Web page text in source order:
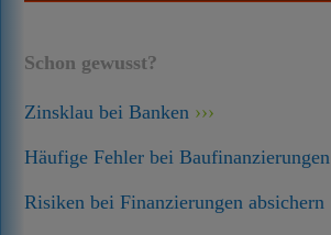
Schon gewusst?
Zinsklau bei Banken
Häufige Fehler bei Baufinanzierungen
Risiken bei Finanzierungen absichern